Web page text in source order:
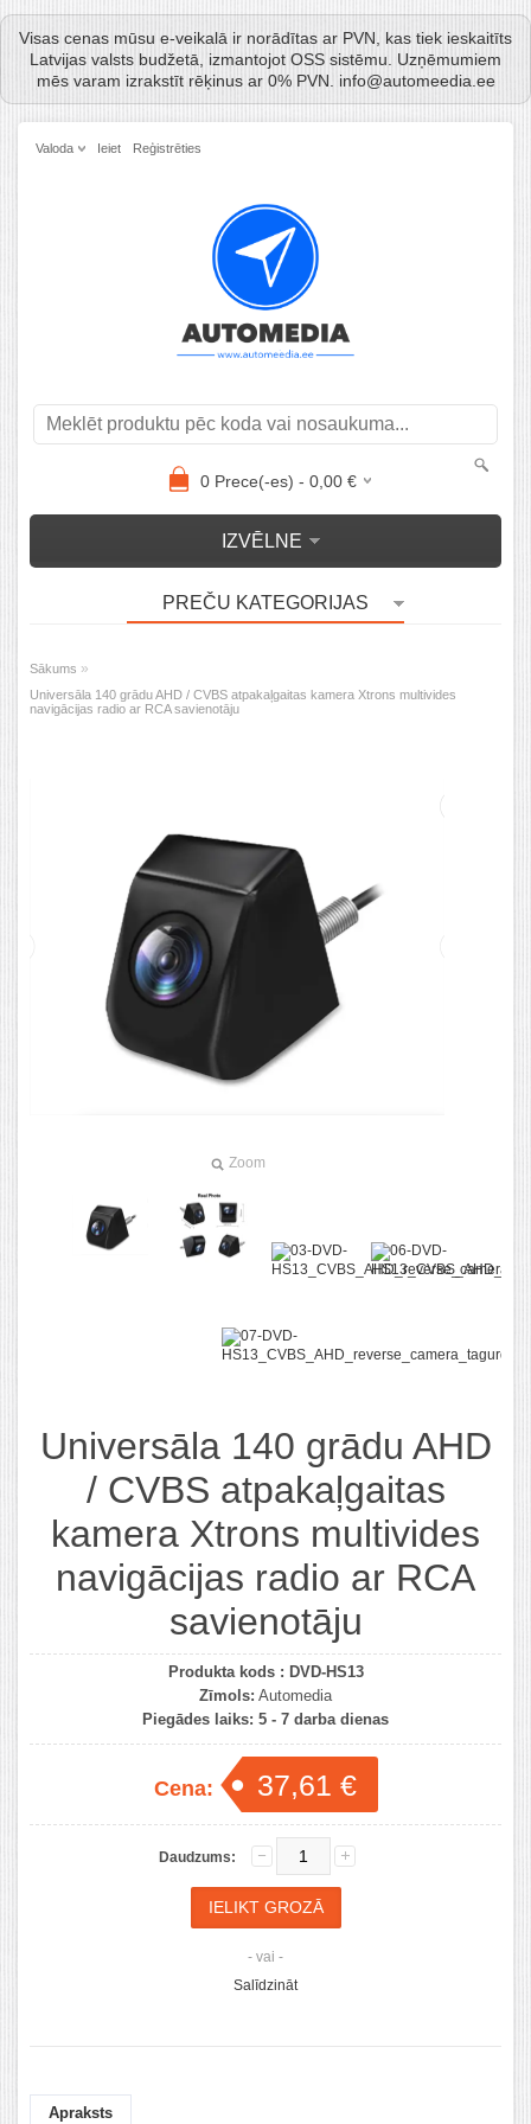
Visas cenas mūsu e-veikalā ir norādītas ar PVN, kas tiek ieskaitīts
Latvijas valsts budžetā, izmantojot OSS sistēmu. Uzņēmumiem
mēs varam izrakstīt rēķinus ar 0% PVN. info@automeedia.ee
Valoda Ieiet Reģistrēties
0 Prece(-es) - 0,00 €
IZVĒLNE
PREČU KATEGORIJAS
Sākums »
Universāla 140 grādu AHD / CVBS atpakaļgaitas kamera Xtrons multivides
navigācijas radio ar RCA savienotāju
Zoom
Universāla 140 grādu AHD
/ CVBS atpakaļgaitas
kamera Xtrons multivides
navigācijas radio ar RCA
savienotāju
Produkta kods : DVD-HS13
Zīmols: Automedia
Piegādes laiks: 5 - 7 darba dienas
Cena: 37,61 €
Daudzums:
- vai -
Salīdzināt
Apraksts